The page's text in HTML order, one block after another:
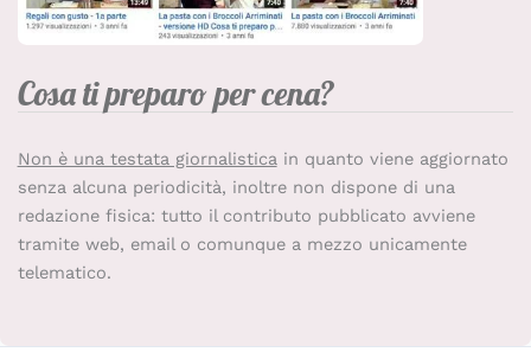
Cosa ti preparo per cena?
Non è una testata giornalisticain quanto viene aggiornato
senza alcuna periodicità, inoltre non dispone di una
redazione fisica: tutto il contributo pubblicato avviene
tramite web, email o comunque a mezzo unicamente
telematico.